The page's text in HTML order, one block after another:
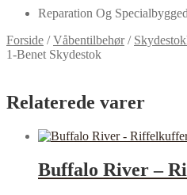
Reparation Og
Forside /Våbentilbehør/
1-Benet Skydestok
Relaterede varer
Buffalo River –